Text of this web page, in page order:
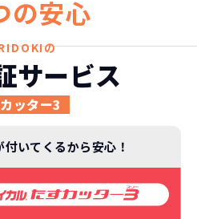
の安心
の
サービス
ッター3
いてくるから安心！